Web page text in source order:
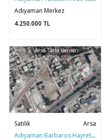
Adıyaman Merkez
4.250.000 TL
Arsa Tarla İlanları
Satılık
Arsa
Adıyaman Barbaros Hayrettin'de Satılık Mükemmel Konumlu Arsa Payı